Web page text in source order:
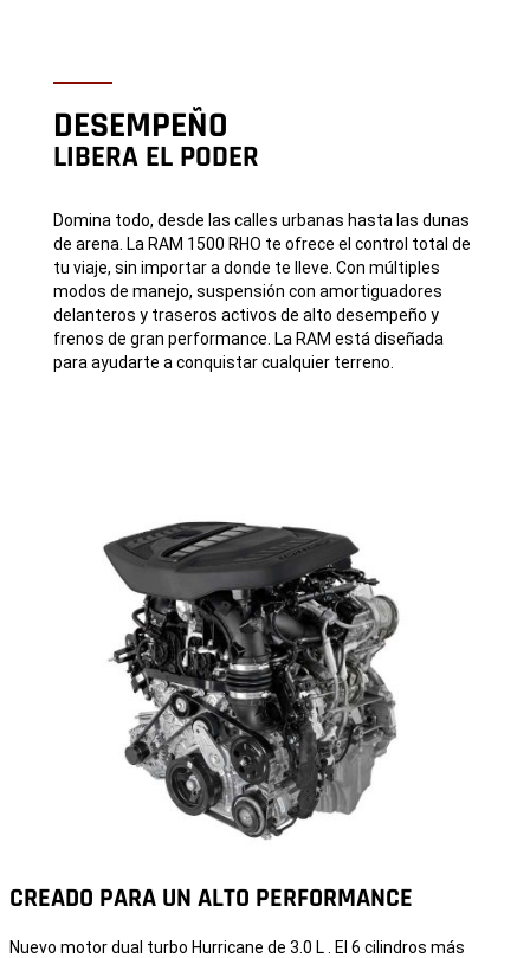
DESEMPEÑO
LIBERA EL PODER
Domina todo, desde las calles urbanas hasta las dunas
de arena. La RAM 1500 RHO te ofrece el control total de
tu viaje, sin importar a donde te lleve. Con múltiples
modos de manejo, suspensión con amortiguadores
delanteros y traseros activos de alto desempeño y
frenos de gran performance. La RAM está diseñada
para ayudarte a conquistar cualquier terreno.
CREADO PARA UN ALTO PERFORMANCE
Nuevo motor dual turbo Hurricane de 3.0 L . El 6 cilindros más